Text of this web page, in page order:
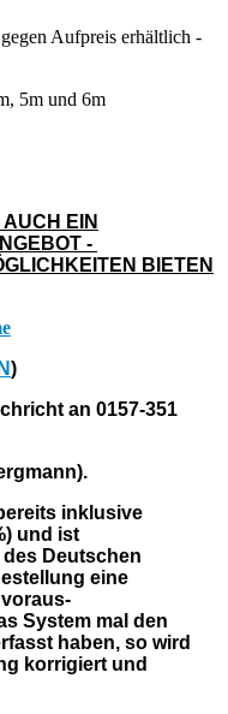
Aufpreis erhältlich -
5m und 6m
EIN
-
BIETEN
)
an 0157-351
inklusive
und ist
des Deutschen
eine
System mal den
haben, so wird
korrigiert und